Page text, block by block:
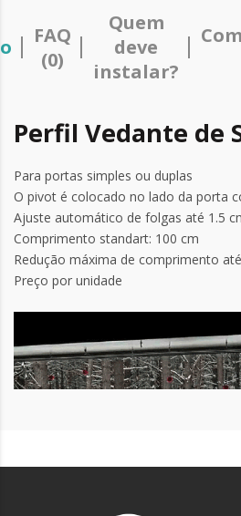
FAQ
(0)
Quem
deve
instalar?
Perfil Vedante de
Para portas simples ou duplas
O pivot é colocado no lado da porta
Ajuste automático de folgas até 1.5
Comprimento standart: 100 cm
Redução máxima de comprimento
Preço por unidade